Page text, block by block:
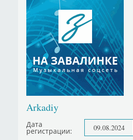
Arkadiy
Дата
регистрации: 09.08.2024